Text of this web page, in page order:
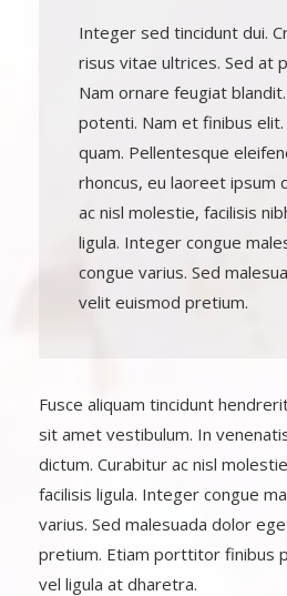
Integer sed tincidunt dui.
risus vitae ultrices. Sed at
Nam ornare feugiat
potenti. Nam et finibus
quam. Pellentesque
rhoncus, eu laoreet ipsum
ac nisl molestie, facilisis
ligula. Integer congue
congue varius. Sed
velit euismod pretium.
Fusce aliquam tincidunt
sit amet vestibulum. In
dictum. Curabitur ac nisl
facilisis ligula. Integer congue
varius. Sed malesuada dolor
pretium. Etiam porttitor finibus
vel ligula at dharetra.